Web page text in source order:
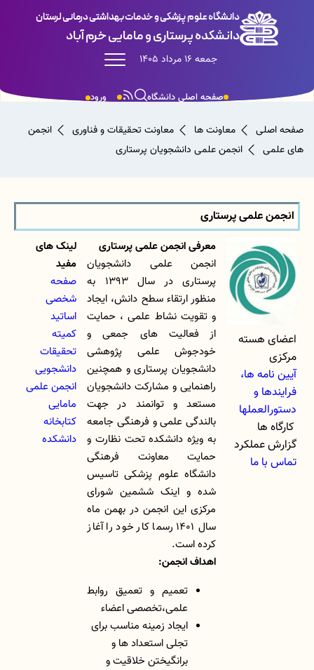
دانشگاه علوم پزشکی و خدمات بهداشتی درمانی لرستان
دانشکده پرستاری و مامایی خرم آباد
جمعه 16 مرداد 1405
ورود صفحه اصلی دانشگاه
صفحه اصلی معاونت ها معاونت تحقیقات و فناوری
انجمن
های علمی
انجمن علمی دانشجویان پرستاری
انجمن علمی پرستاری
اعضای هسته
مرکزی
آیین نامه ها،
فرایندها و
دستورالعملها
گزارش عملکرد
تماس با ما
معرفی انجمن علمی پرستاری
انجمن علمی دانشجویان
پرستاری در سال 1393 به
منظور ارتقاء سطح دانش، ایجاد
و تقویت نشاط علمی ، حمایت
از فعالیت های جمعی و
خودجوش علمی پژوهشی
دانشجویان پرستاری و همچنین
راهنمایی و مشارکت دانشجویان
مستعد و توانمند در جهت
بالندگی علمی و فرهنگی جامعه
به ویژه دانشکده تحت نظارت و
حمایت معاونت فرهنگی
دانشگاه علوم پزشکی تاسیس
شده و اینک ششمین شورای
مرکزی این انجمن در بهمن ماه
سال ۱۴۰۱ رسما کار خود را آغاز
کرده است.
اهداف انجمن:
تعمیم و تعمیق روابط
علمی،تخصصی اعضاء
ایجاد زمینه مناسب برای
تجلی استعداد ها و
برانگیختن خلاقیت و
لینک های
مفید
صفحه
شخصی
اساتید
کمیته
تحقیقات
دانشجویی
انجمن علمی
مامایی
کتابخانه
دانشکده